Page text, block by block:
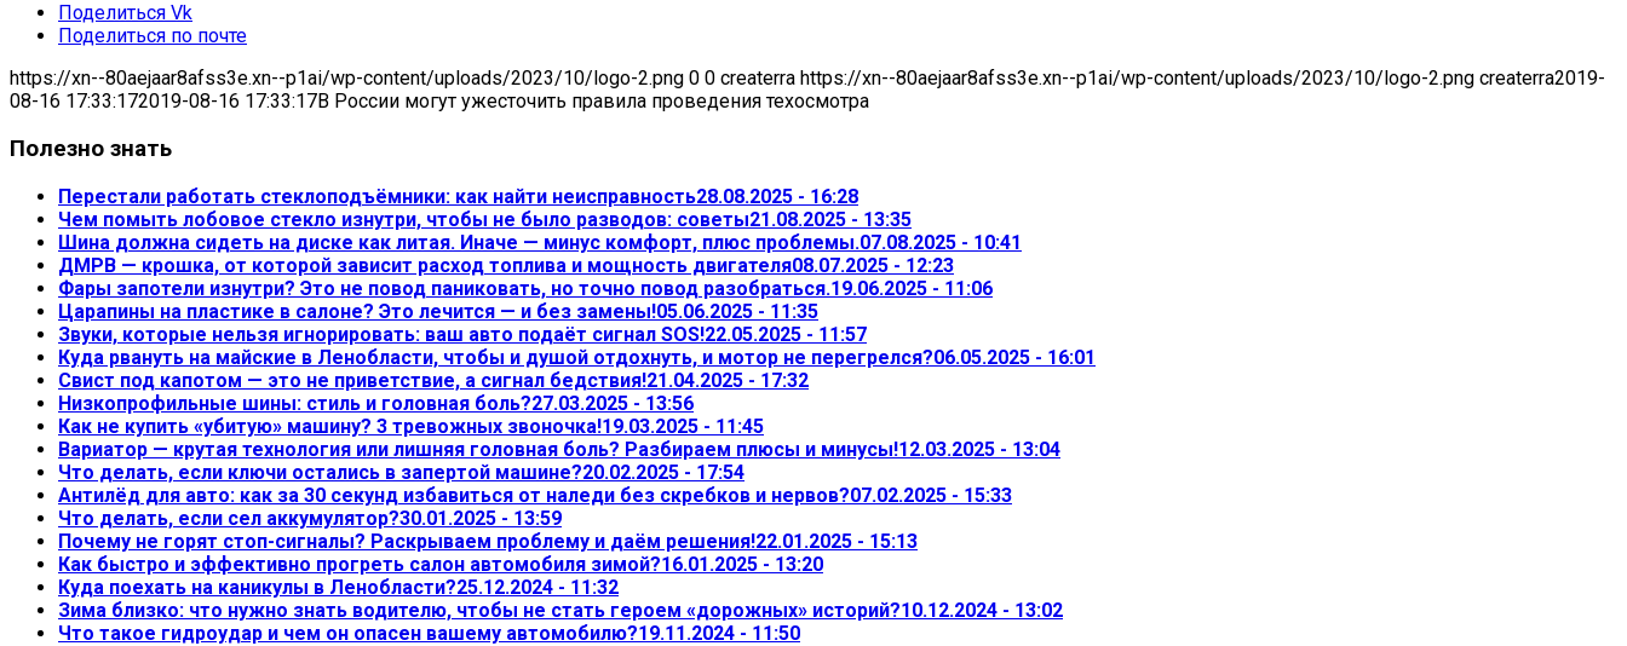
Поделиться Vk
Поделиться по почте
https://xn--80aejaar8afss3e.xn--p1ai/wp-content/uploads/2023/10/logo-2.png 0 0 createrra https://xn--80aejaar8afss3e.xn--p1ai/wp-content/uploads/2023/10/logo-2.png createrra2019-
08-16 17:33:172019-08-16 17:33:17В России могут ужесточить правила проведения техосмотра
Полезно знать
Перестали работать стеклоподъёмники: как найти неисправность28.08.2025 - 16:28
Чем помыть лобовое стекло изнутри, чтобы не было разводов: советы21.08.2025 - 13:35
Шина должна сидеть на диске как литая. Иначе — минус комфорт, плюс проблемы.07.08.2025 - 10:41
ДМРВ — крошка, от которой зависит расход топлива и мощность двигателя08.07.2025 - 12:23
Фары запотели изнутри? Это не повод паниковать, но точно повод разобраться.19.06.2025 - 11:06
Царапины на пластике в салоне? Это лечится — и без замены!05.06.2025 - 11:35
Звуки, которые нельзя игнорировать: ваш авто подаёт сигнал SOS!22.05.2025 - 11:57
Куда рвануть на майские в Ленобласти, чтобы и душой отдохнуть, и мотор не перегрелся?06.05.2025 - 16:01
Свист под капотом — это не приветствие, а сигнал бедствия!21.04.2025 - 17:32
Низкопрофильные шины: стиль и головная боль?27.03.2025 - 13:56
Как не купить «убитую» машину? 3 тревожных звоночка!19.03.2025 - 11:45
Вариатор — крутая технология или лишняя головная боль? Разбираем плюсы и минусы!12.03.2025 - 13:04
Что делать, если ключи остались в запертой машине?20.02.2025 - 17:54
Антилёд для авто: как за 30 секунд избавиться от наледи без скребков и нервов?07.02.2025 - 15:33
Что делать, если сел аккумулятор?30.01.2025 - 13:59
Почему не горят стоп-сигналы? Раскрываем проблему и даём решения!22.01.2025 - 15:13
Как быстро и эффективно прогреть салон автомобиля зимой?16.01.2025 - 13:20
Куда поехать на каникулы в Ленобласти?25.12.2024 - 11:32
Зима близко: что нужно знать водителю, чтобы не стать героем «дорожных» историй?10.12.2024 - 13:02
Что такое гидроудар и чем он опасен вашему автомобилю?19.11.2024 - 11:50